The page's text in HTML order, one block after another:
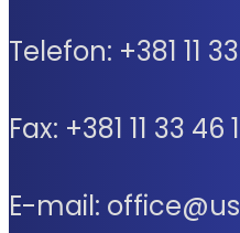
Telefon: +381 11
Fax: +381 11 33 46
E-mail: